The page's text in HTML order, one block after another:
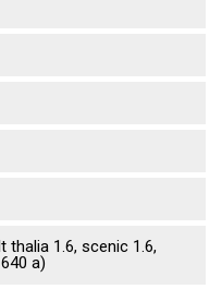
thalia 1.6, scenic 1.6,
a)